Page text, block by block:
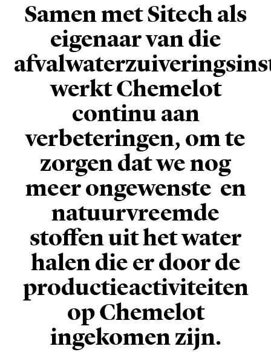
Samen met Sitech als
eigenaar van die
werkt Chemelot
continu aan
verbeteringen, om te
zorgen dat we nog
meer ongewenste en
natuurvreemde
stoffen uit het water
halen die er door de
productieactiviteiten
op Chemelot
ingekomen zijn.